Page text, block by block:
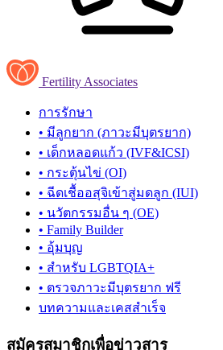
Fertility Associates
การรักษา
• มีลูกยาก (ภาวะมีบุตรยาก)
• เด็กหลอดแก้ว (IVF&ICSI)
• กระตุ้นไข่ (OI)
• ฉีดเชื้ออสุจิเข้าสู่มดลูก (IUI)
• นวัตกรรมอื่น ๆ (OE)
• Family Builder
• อุ้มบุญ
• สำหรับ LGBTQIA+
• ตรวจภาวะมีบุตรยาก ฟรี
บทความและเคสสำเร็จ
สมัครสมาชิกเพื่อข่าวสาร